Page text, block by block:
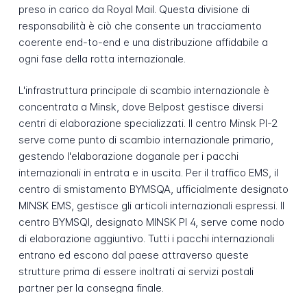
preso in carico da Royal Mail. Questa divisione di
responsabilità è ciò che consente un tracciamento
coerente end-to-end e una distribuzione affidabile a
ogni fase della rotta internazionale.
L'infrastruttura principale di scambio internazionale è
concentrata a Minsk, dove Belpost gestisce diversi
centri di elaborazione specializzati. Il centro Minsk PI-2
serve come punto di scambio internazionale primario,
gestendo l'elaborazione doganale per i pacchi
internazionali in entrata e in uscita. Per il traffico EMS, il
centro di smistamento BYMSQA, ufficialmente designato
MINSK EMS, gestisce gli articoli internazionali espressi. Il
centro BYMSQI, designato MINSK PI 4, serve come nodo
di elaborazione aggiuntivo. Tutti i pacchi internazionali
entrano ed escono dal paese attraverso queste
strutture prima di essere inoltrati ai servizi postali
partner per la consegna finale.